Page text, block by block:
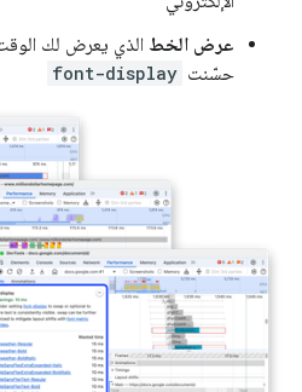
عرض الخط الذي يعرض لك
حسّنت font-display